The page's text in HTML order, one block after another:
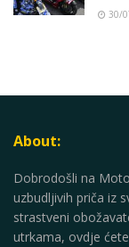
30/
About:
Dobrodošli na
uzbudljivih priča iz
strastveni
utrkama, ovdje